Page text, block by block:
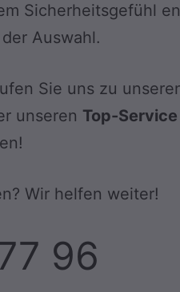
Sicherheitsgefühl
Auswahl.
Sie uns zu
unseren Top-Service
Wir helfen weiter!
96